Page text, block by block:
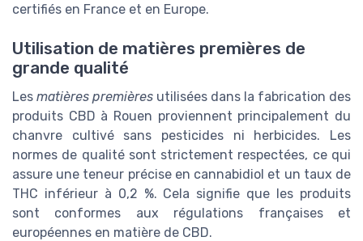
certifiés en France et en Europe.
Utilisation de matières premières de
grande qualité
Les matières premières utilisées dans la fabrication des
produits CBD à Rouen proviennent principalement du
chanvre cultivé sans pesticides ni herbicides. Les
normes de qualité sont strictement respectées, ce qui
assure une teneur précise en cannabidiol et un taux de
THC inférieur à 0,2 %. Cela signifie que les produits
sont conformes aux régulations françaises et
européennes en matière de CBD.